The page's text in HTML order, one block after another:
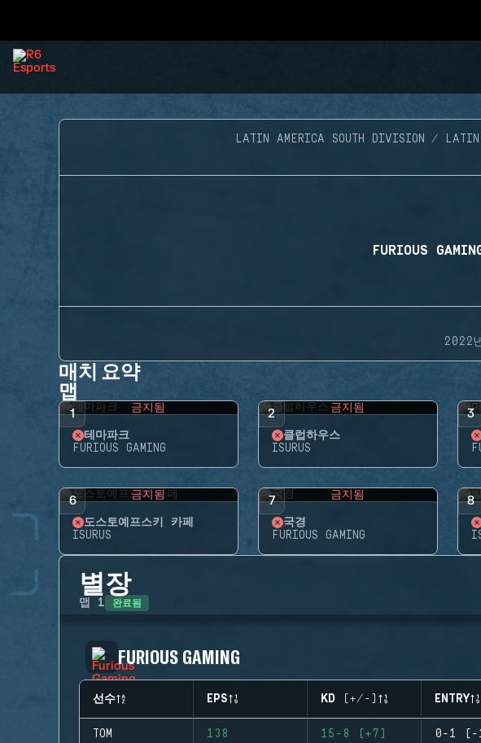
LATIN AMERICA SOUTH DIVISION
FURIOUS
2022
매치 요약
맵
1 금지됨
테마파크
FURIOUS GAMING
2 금지됨
클럽하우스
ISURUS
3
6 금지됨
도스토예프스키 카페
ISURUS
7 금지됨
국경
FURIOUS GAMING
8
별장
맵 1 완료됨
FURIOUS GAMING
선수 EPS KD (+/-) ENTRY
TOM 138 15-8 (+7) 0-1 (-